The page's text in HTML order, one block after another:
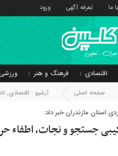
ما تعرفه آگهی ورود
اقتصادی فرهنگ و هنر
صفحه اصلی آرشیو : اقتصادی,
استان مازندران خبر داد:
جستجو و نجات، اطفاء